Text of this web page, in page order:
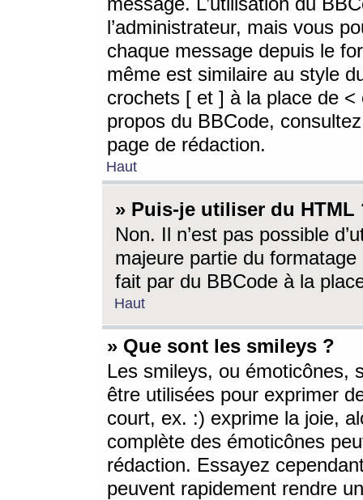
l’administrateur, mais vous
chaque message depuis le
même est similaire au style
crochets [ et ] à la place de <
propos du BBCode,
page de rédaction.
Haut
» Puis-je utiliser du HTML
Non. Il n’est pas possible
majeure partie du
fait par du BBCode à la
Haut
» Que sont les smileys ?
Les smileys, ou émoticônes,
être utilisées pour exprimer
court, ex. :) exprime la joie,
complète des émoticônes
rédaction. Essayez
peuvent rapidement rendre